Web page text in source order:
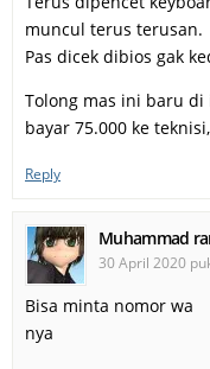
muncul terus terusan.
Pas dicek dibios gak
Tolong mas ini baru
bayar 75.000 ke
Reply
Muhammad
30 April 2020
Bisa minta nomor wa
nya